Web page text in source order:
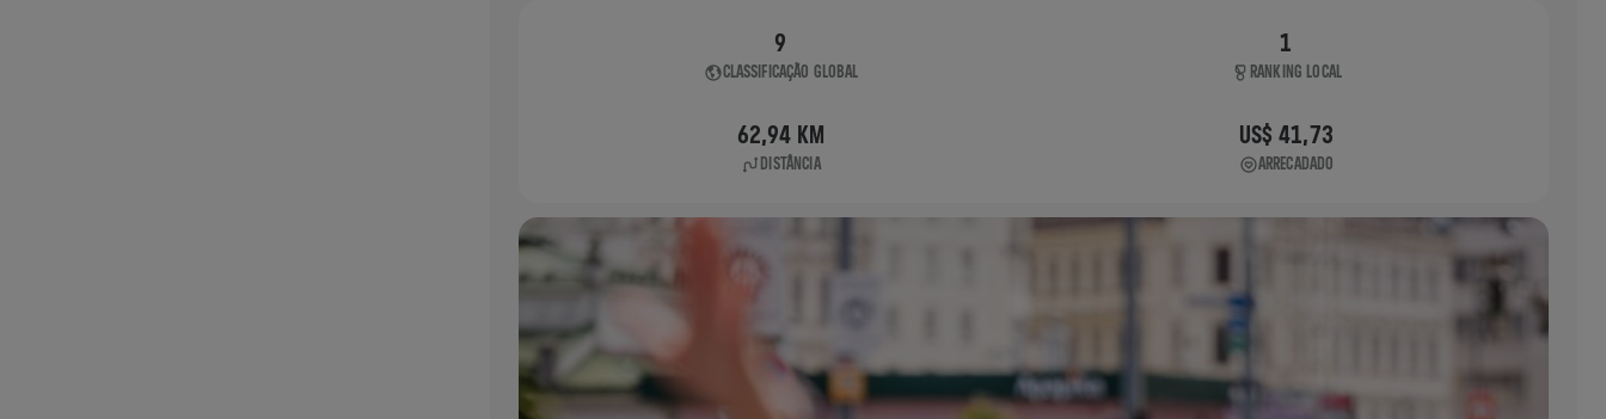
9
CLASSIFICAÇÃO GLOBAL
1
RANKING LOCAL
62,94 KM
DISTÂNCIA
US$ 41,73
ARRECADADO